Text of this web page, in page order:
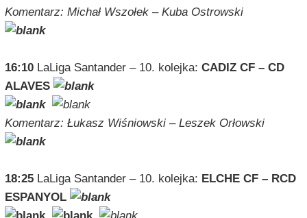
Komentarz: Michał Wszołek – Kuba Ostrowski
16:10 LaLiga Santander – 10. kolejka: CADIZ CF – CD
ALAVES
Komentarz: Łukasz Wiśniowski – Leszek Orłowski
18:25 LaLiga Santander – 10. kolejka: ELCHE CF – RCD
ESPANYOL